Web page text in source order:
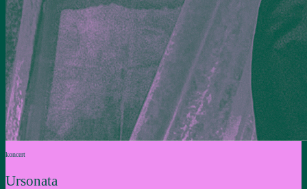
koncert
Ursonata